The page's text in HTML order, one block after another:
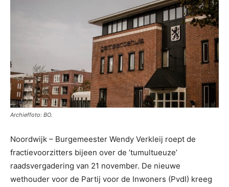
Archieffoto: BO.
Noordwijk – Burgemeester Wendy Verkleij roept de
fractievoorzitters bijeen over de ’tumultueuze’
raadsvergadering van 21 november. De nieuwe
wethouder voor de Partij voor de Inwoners (PvdI) kreeg